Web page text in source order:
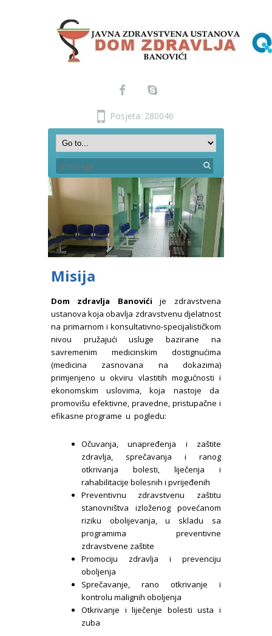
Posjeta: 280046
Misija
Dom zdravlja Banovićije zdravstvena
ustanova koja obavlja zdravstvenu djelatnost
na primarnom i konsultativno-specijalističkom
nivou pružajući usluge bazirane na
savremenim medicinskim dostignućima
(medicina zasnovana na dokazima)
primjenjeno u okviru vlastitih mogućnosti i
ekonomskim uslovima, koja nastoje da
promovišu efektivne, pravedne, pristupačne i
efikasne programe u pogledu:
Očuvanja, unapređenja i zaštite
zdravlja, sprečavanja i ranog
otkrivanja bolesti, liječenja i
rahabilitacije bolesnih i pvrijeđenih
Preventivnu zdravstvenu zaštitu
stanovništva izloženog povećanom
riziku obolijevanja, u skladu sa
programima preventivne
zdravstvene zaštite
Promociju zdravlja i prevenciju
oboljenja
Sprečavanje, rano otkrivanje i
kontrolu malignih oboljenja
Otkrivanje i liječenje bolesti usta i
zuba